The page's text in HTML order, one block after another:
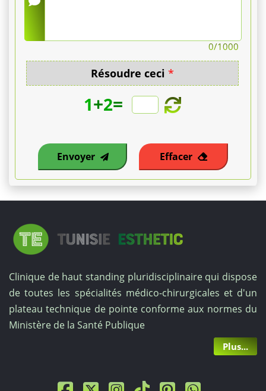
0/1000
Résoudre ceci *
1+2=
Envoyer Effacer
Clinique de haut standing pluridisciplinaire qui dispose
de toutes les spécialités médico-chirurgicales et d'un
plateau technique de pointe conforme aux normes du
Ministère de la Santé Publique
Plus...